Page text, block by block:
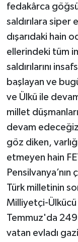
fedakârca
saldırılara
dışarıdaki hain
ellerindeki tüm
saldırılarını
başlayan ve
ve Ülkü ile
millet
devam
göz diken,
etmeyen hain
Pensilvanya’nın
Türk milletinin
Milliyetçi-
Temmuz'da 249
vatan evladı